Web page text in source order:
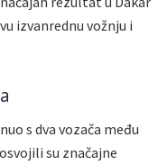
izvanrednu vožnju i
s dva vozača među
su značajne